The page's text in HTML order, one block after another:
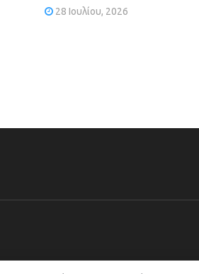
28 Ιουλίου, 2026